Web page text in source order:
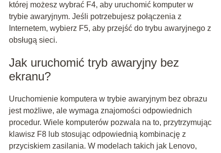
której możesz wybrać F4, aby uruchomić komputer w
trybie awaryjnym. Jeśli potrzebujesz połączenia z
Internetem, wybierz F5, aby przejść do trybu awaryjnego z
obsługą sieci.
Jak uruchomić tryb awaryjny bez
ekranu?
Uruchomienie komputera w trybie awaryjnym bez obrazu
jest możliwe, ale wymaga znajomości odpowiednich
procedur. Wiele komputerów pozwala na to, przytrzymując
klawisz F8 lub stosując odpowiednią kombinację z
przyciskiem zasilania. W modelach takich jak Lenovo,